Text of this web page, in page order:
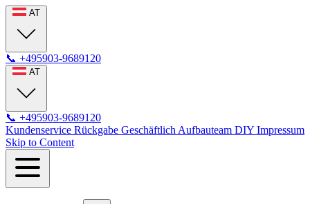
AT
📞 +495903-9689120
AT
📞 +495903-9689120
Kundenservice Rückgabe Geschäftlich Aufbauteam DIY Impressum
Skip to Content